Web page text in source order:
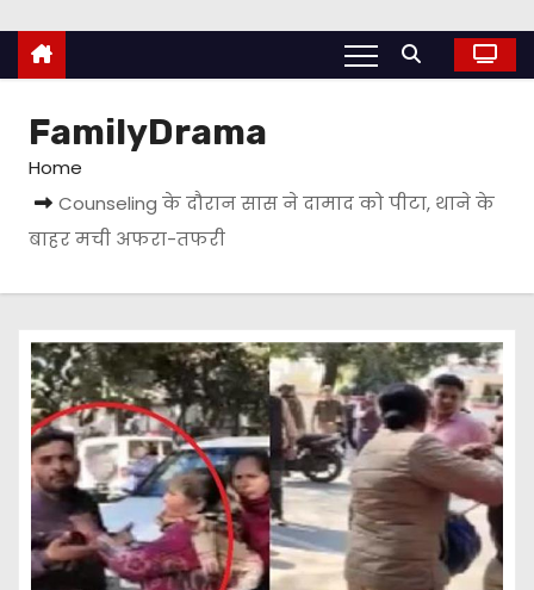
FamilyDrama
Home
Counseling के दौरान सास ने दामाद को पीटा, थाने के
बाहर मची अफरा-तफरी